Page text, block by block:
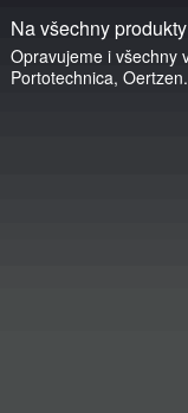
Na všechny
Opravujeme i všechny
Portotechnica,